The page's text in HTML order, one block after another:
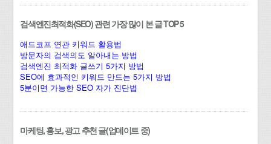
검색엔진최적화(SEO) 관련 가장 많이 본 글 TOP 5
애드코프 연관 키워드 활용법
방문자의 검색의도 알아내는 방법
검색엔진 최적화 글쓰기 5가지 방법
SEO에 효과적인 키워드 만드는 5가지 방법
5분이면 가능한 SEO 자가 진단법
마케팅, 홍보, 광고 추천 글(업데이트 중)